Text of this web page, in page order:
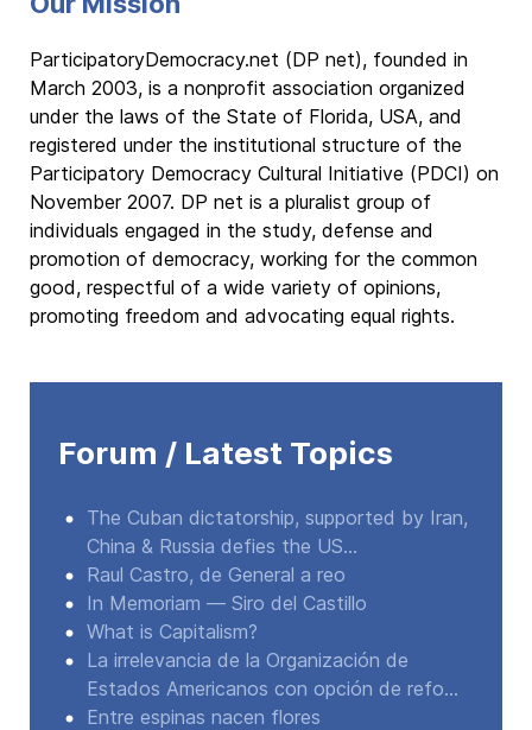
ParticipatoryDemocracy.net (DP net), founded in
March 2003, is a nonprofit association organized
under the laws of the State of Florida, USA, and
registered under the institutional structure of the
Participatory Democracy Cultural Initiative (PDCI) on
November 2007. DP net is a pluralist group of
individuals engaged in the study, defense and
promotion of democracy, working for the common
good, respectful of a wide variety of opinions,
promoting freedom and advocating equal rights.
Forum / Latest Topics
The Cuban dictatorship, supported by Iran,
China & Russia defies the US...
Raul Castro, de General a reo
In Memoriam — Siro del Castillo
What is Capitalism?
La irrelevancia de la Organización de
Estados Americanos con opción de refo...
Entre espinas nacen flores